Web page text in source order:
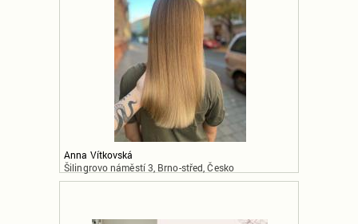
Anna Vítkovská
Šilingrovo náměstí 3, Brno-střed, Česko